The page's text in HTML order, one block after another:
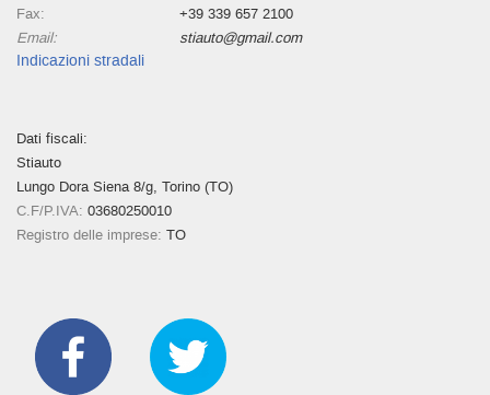
Fax:
+39 339 657 2100
Email:
stiauto@gmail.com
Indicazioni stradali
Dati fiscali:
Stiauto
Lungo Dora Siena 8/g, Torino (TO)
C.F/P.IVA: 03680250010
Registro delle imprese: TO